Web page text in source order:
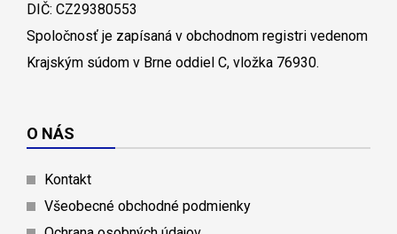
DIČ: CZ29380553
Spoločnosť je zapísaná v obchodnom registri vedenom
Krajským súdom v Brne oddiel C, vložka 76930.
O NÁS
Kontakt
Všeobecné obchodné podmienky